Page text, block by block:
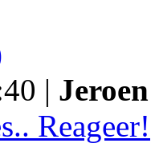
|
Reageer!